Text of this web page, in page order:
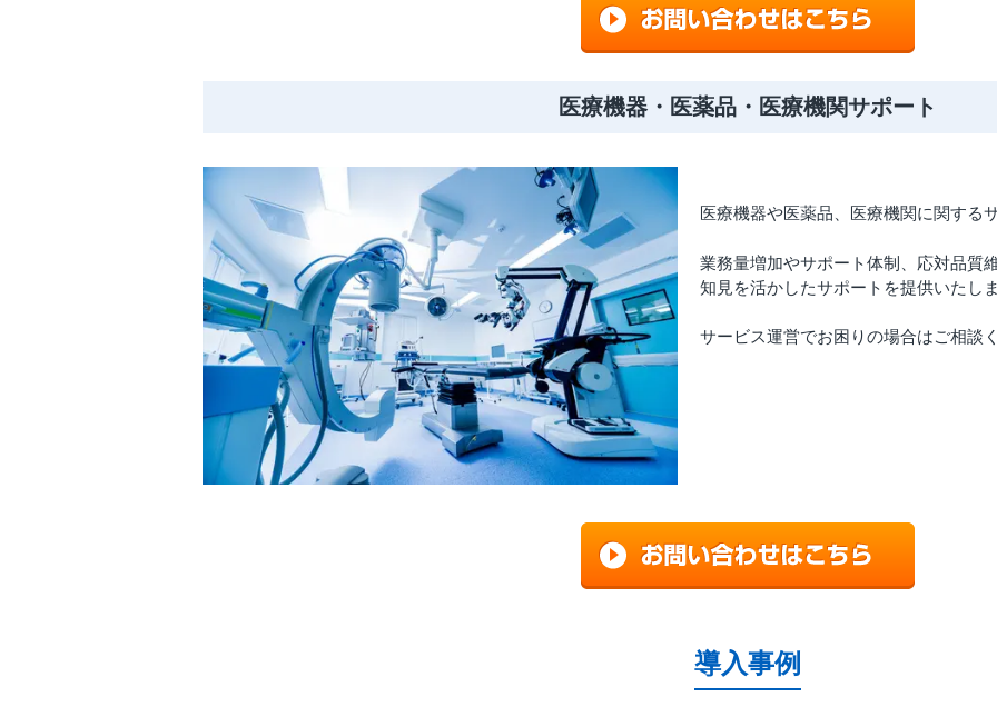
医療機器・医薬品・医療機関サポート
医療機器や医薬品、医療機関に関する
業務量増加やサポート体制、応対品質
知見を活かしたサポートを提供いたし
サービス運営でお困りの場合はご相談
導入事例